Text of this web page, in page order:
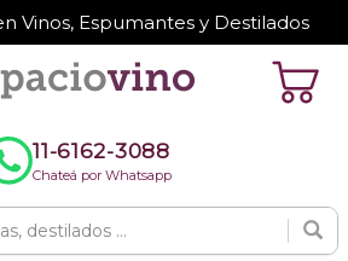
Vinos, Espumantes y Destilados
11-6162-3088
Chateá por Whatsapp